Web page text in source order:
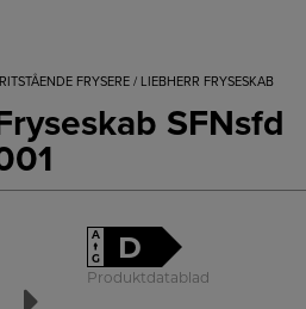
FRYSERE / LIEBHERR FRYSESKAB
SFNsfd
A
↑
G
D
Produktdatablad